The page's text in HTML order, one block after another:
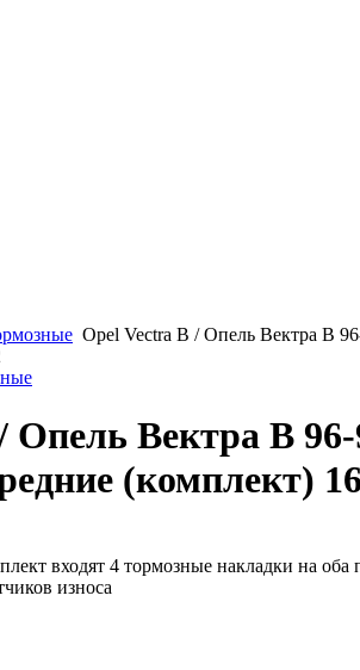
Opel Vectra B / Опель Вектра B
Опель Вектра B
(комплект)
входят 4 тормозные накладки на оба
износа